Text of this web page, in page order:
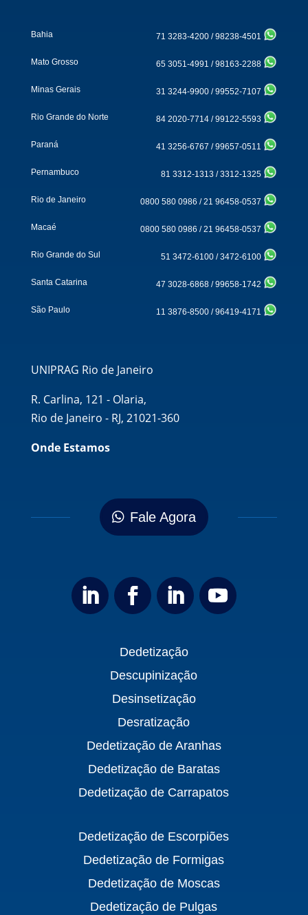
Bahia 71 3283-4200 /98238-4501
Mato Grosso 65 3051-4991 /98163-2288
Minas Gerais 31 3244-9900 /99552-7107
Rio Grande do Norte 84 2020-7714 /99122-5593
Paraná 41 3256-6767 /99657-0511
Pernambuco 81 3312-1313 /3312-1325
Rio de Janeiro 0800 580 0986 /21 96458-0537
Macaé 0800 580 0986 /21 96458-0537
Rio Grande do Sul 51 3472-6100 /3472-6100
Santa Catarina 47 3028-6868 /99658-1742
São Paulo 11 3876-8500 /96419-4171
UNIPRAG Rio de Janeiro
R. Carlina, 121 - Olaria,
Rio de Janeiro - RJ, 21021-360
Onde Estamos
Fale Agora
Dedetização
Descupinização
Desinsetização
Desratização
Dedetização de Aranhas
Dedetização de Baratas
Dedetização de Carrapatos
Dedetização de Escorpiões
Dedetização de Formigas
Dedetização de Moscas
Dedetização de Pulgas